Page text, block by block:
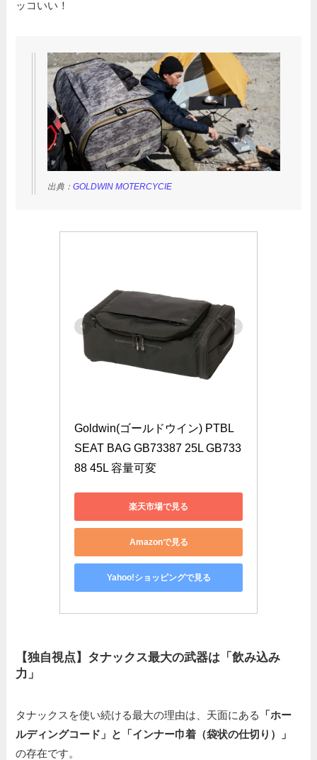
ッコいい！
出典：GOLDWIN MOTERCYCIE
Goldwin(ゴールドウイン) PTBL
SEAT BAG GB73387 25L GB733
88 45L 容量可変
楽天市場で見る
Amazonで見る
Yahoo!ショッピングで見る
【独自視点】タナックス最大の武器は「飲み込み
力」
タナックスを使い続ける最大の理由は、天面にある
「ホー
ルディングコード」と「インナー巾着（袋状の仕切り）」
の存在です。